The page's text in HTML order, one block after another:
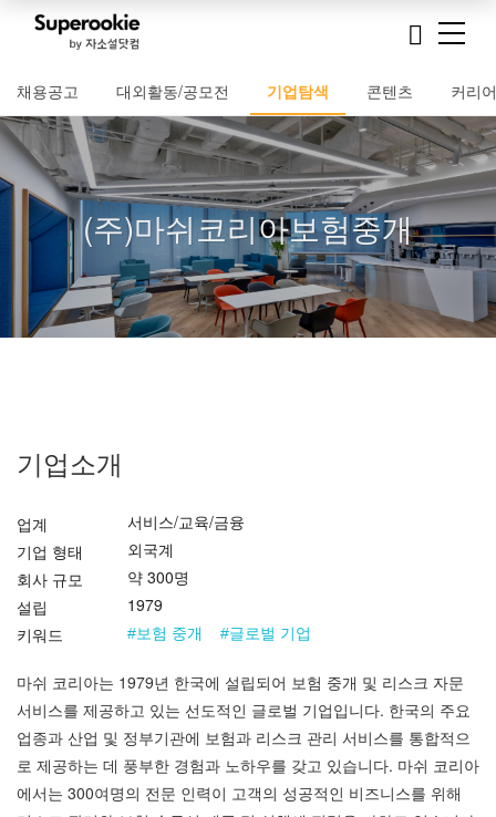
채용공고 대외활동/공모전 기업탐색 콘텐츠 커리
(주)마쉬코리아보험중개
기업소개
업계
서비스/교육/금융
기업 형태
외국계
회사 규모
약 300명
설립
1979
키워드
#보험 중개 #글로벌 기업
마쉬 코리아는 1979년 한국에 설립되어 보험 중개 및 리스크 자문
서비스를 제공하고 있는 선도적인 글로벌 기업입니다. 한국의 주요
업종과 산업 및 정부기관에 보험과 리스크 관리 서비스를 통합적으
로 제공하는 데 풍부한 경험과 노하우를 갖고 있습니다. 마쉬 코리아
에서는 300여명의 전문 인력이 고객의 성공적인 비즈니스를 위해